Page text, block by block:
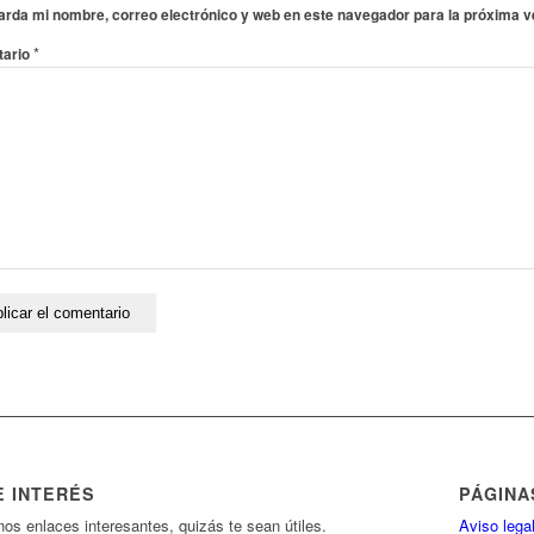
mi nombre, correo electrónico y web en este navegador para la próxima
*
INTERÉS
enlaces interesantes, quizás te sean útiles. Aviso